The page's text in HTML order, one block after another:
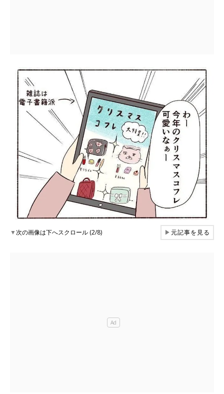
▼次の画像は下へスクロール (2/8) ▶元記事を見る